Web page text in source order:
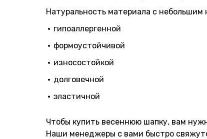
Натуральность материала с
гипоаллергенной
формоустойчивой
износостойкой
долговечной
эластичной
Чтобы купить весеннюю шапку, вам
Наши менеджеры с вами быстро